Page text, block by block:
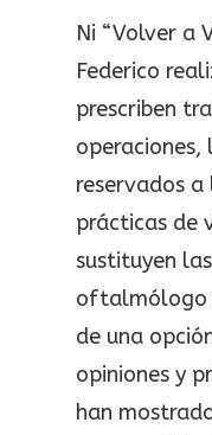
Ni “Volver a
Federico
prescriben
operaciones,
reservados
prácticas de
sustituyen
oftalmólogo
de una
opiniones y
han